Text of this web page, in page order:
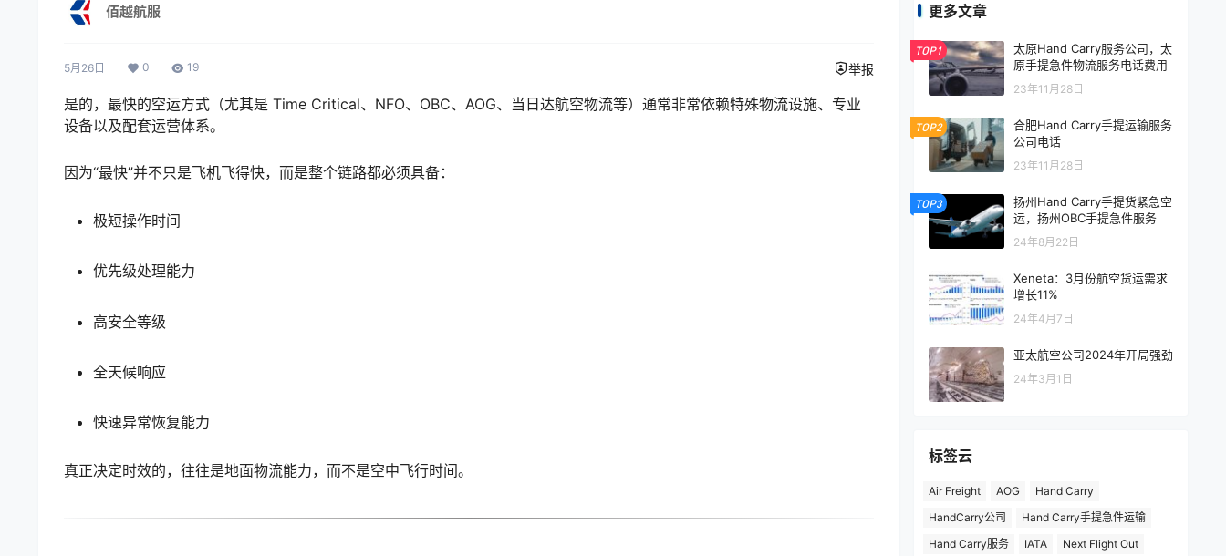
佰越航服
5月26日 0 19 举报
是的，最快的空运方式（尤其是 Time Critical、NFO、OBC、AOG、当日达航空物流等）通常非常依赖特殊物流设施、专业
设备以及配套运营体系。
因为“最快”并不只是飞机飞得快，而是整个链路都必须具备：
极短操作时间
优先级处理能力
高安全等级
全天候响应
快速异常恢复能力
真正决定时效的，往往是地面物流能力，而不是空中飞行时间。
更多文章
TOP1
太原Hand Carry服务公司，太
原手提急件物流服务电话费用
23年11月28日
TOP2
合肥Hand Carry手提运输服务
公司电话
23年11月28日
TOP3
扬州Hand Carry手提货紧急空
运，扬州OBC手提急件服务
24年8月22日
Xeneta：3月份航空货运需求
增长11%
24年4月7日
亚太航空公司2024年开局强劲
24年3月1日
标签云
Air Freight AOG
Hand Carry
HandCarry公司
Hand Carry手提急件运输
Hand Carry服务
IATA
Next Flight Out